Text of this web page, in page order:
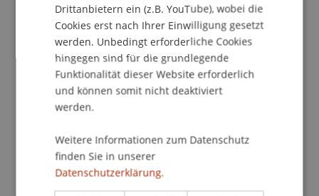
School/Professur:
Management (ICQM)
Veranstaltungsdetails
Drittanbietern ein (z.B. YouTube), wobei die
Cookies erst nach Ihrer Einwilligung gesetzt
werden. Unbedingt erforderliche Cookies
hingegen sind für die grundlegende
Funktionalität dieser Website erforderlich
und können somit nicht deaktiviert
werden.
Weitere Informationen zum Datenschutz
finden Sie in unserer
Datenschutzerklärung.